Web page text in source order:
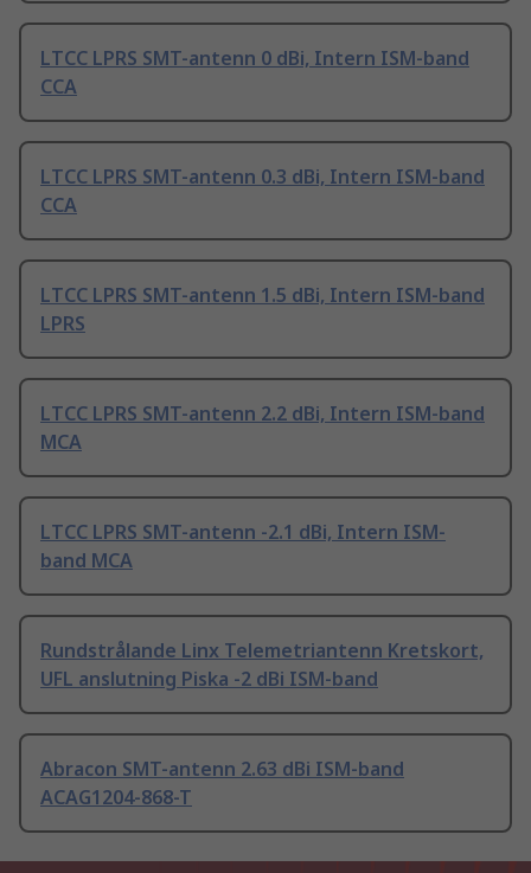
LTCC LPRS SMT-antenn 0 dBi, Intern ISM-band
CCA
LTCC LPRS SMT-antenn 0.3 dBi, Intern ISM-band
CCA
LTCC LPRS SMT-antenn 1.5 dBi, Intern ISM-band
LPRS
LTCC LPRS SMT-antenn 2.2 dBi, Intern ISM-band
MCA
LTCC LPRS SMT-antenn -2.1 dBi, Intern ISM-
band MCA
Rundstrålande Linx Telemetriantenn Kretskort,
UFL anslutning Piska -2 dBi ISM-band
Abracon SMT-antenn 2.63 dBi ISM-band
ACAG1204-868-T